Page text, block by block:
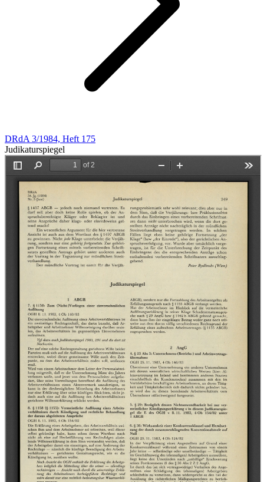
DRdA 3/1984, Heft 175
Judikaturspiegel